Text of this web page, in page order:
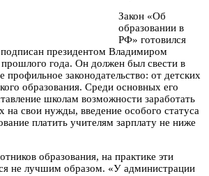
Закон «Об
образовании в
РФ» готовился
президентом Владимиром
года. Он должен был свести в
профильное законодательство: от детских
образования. Среди основных его
школам возможности заработать
на свои нужды, введение особого статуса
платить учителям зарплату не ниже
образования, на практике эти
не лучшим образом. «У администрации